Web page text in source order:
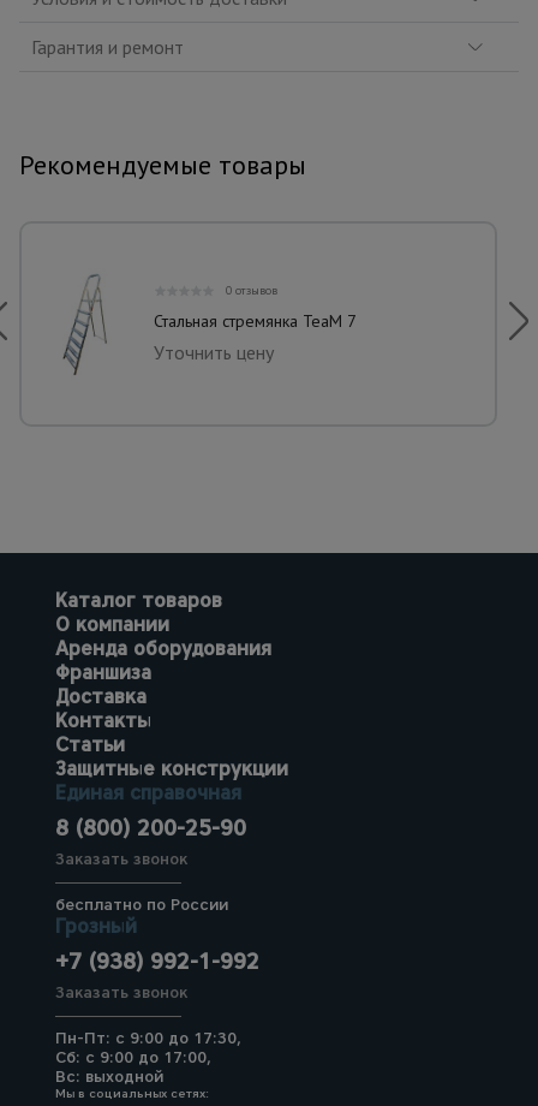
Гарантия и ремонт
Рекомендуемые товары
0 отзывов
Стальная стремянка TeaM 7
Уточнить цену
Каталог товаров
О компании
Аренда оборудования
Франшиза
Доставка
Контакты
Статьи
Защитные конструкции
Единая справочная
8 (800) 200-25-90
Заказать звонок
бесплатно по России
Грозный
+7 (938) 992-1-992
Заказать звонок
Пн-Пт: с 9:00 до 17:30,
Сб: с 9:00 до 17:00,
Вс: выходной
Мы в социальных сетях: